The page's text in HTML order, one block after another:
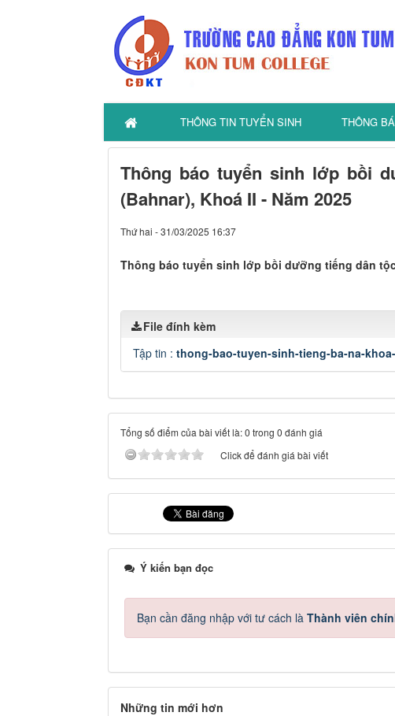
THÔNG TIN TUYỂN SINH THÔNG
Thông báo tuyển sinh lớp bồi
(Bahnar), Khoá II - Năm 2025
Thứ hai - 31/03/2025 16:37
Thông báo tuyển sinh lớp bồi dưỡng tiếng dân
File đính kèm
Tập tin : thong-bao-tuyen-sinh-tieng-ba-na-
Tổng số điểm của bài viết là: 0 trong 0 đánh giá
Click để đánh giá bài viết
Ý kiến bạn đọc
Bạn cần đăng nhập với tư cách là Thành viên
Những tin mới hơn